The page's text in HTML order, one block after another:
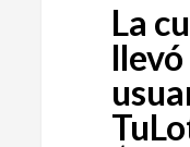
La
llevó